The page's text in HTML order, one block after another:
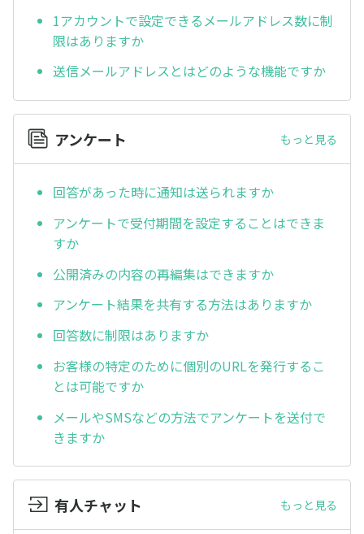
1アカウントで設定できるメールアドレス数に制
限はありますか
送信メールアドレスとはどのような機能ですか
アンケート もっと見る
回答があった時に通知は送られますか
アンケートで受付期間を設定することはできま
すか
公開済みの内容の再編集はできますか
アンケート結果を共有する方法はありますか
回答数に制限はありますか
お客様の特定のために個別のURLを発行するこ
とは可能ですか
メールやSMSなどの方法でアンケートを送付で
きますか
有人チャット もっと見る